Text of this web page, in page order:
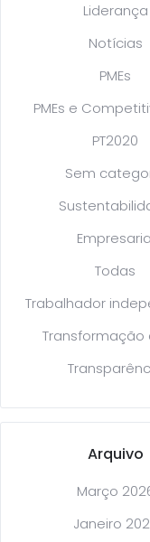
Liderança
Notícias
PMEs
PMEs e
PT2020
Sem
Todas
Trabalhador
Transformação
Arquivo
Março
Janeiro